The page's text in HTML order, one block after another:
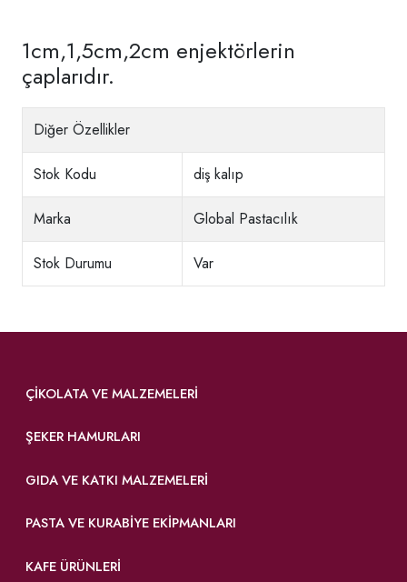
1cm,1,5cm,2cm enjektörlerin
çaplarıdır.
Diğer Özellikler
Stok Kodu diş kalıp
Marka Global Pastacılık
Stok Durumu Var
ÇIKOLATA VE MALZEMELERI
ŞEKER HAMURLARI
GIDA VE KATKI MALZEMELERI
PASTA VE KURABIYE EKIPMANLARI
KAFE ÜRÜNLERI